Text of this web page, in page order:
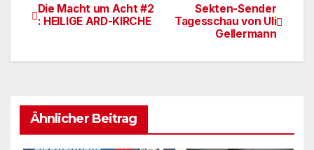
BeitragsnavigationSekten-Sender
Tagesschau von Uli
Gellermann
Die Macht um Acht #2
: HEILIGE ARD-KIRCHE
Ähnlicher Beitrag